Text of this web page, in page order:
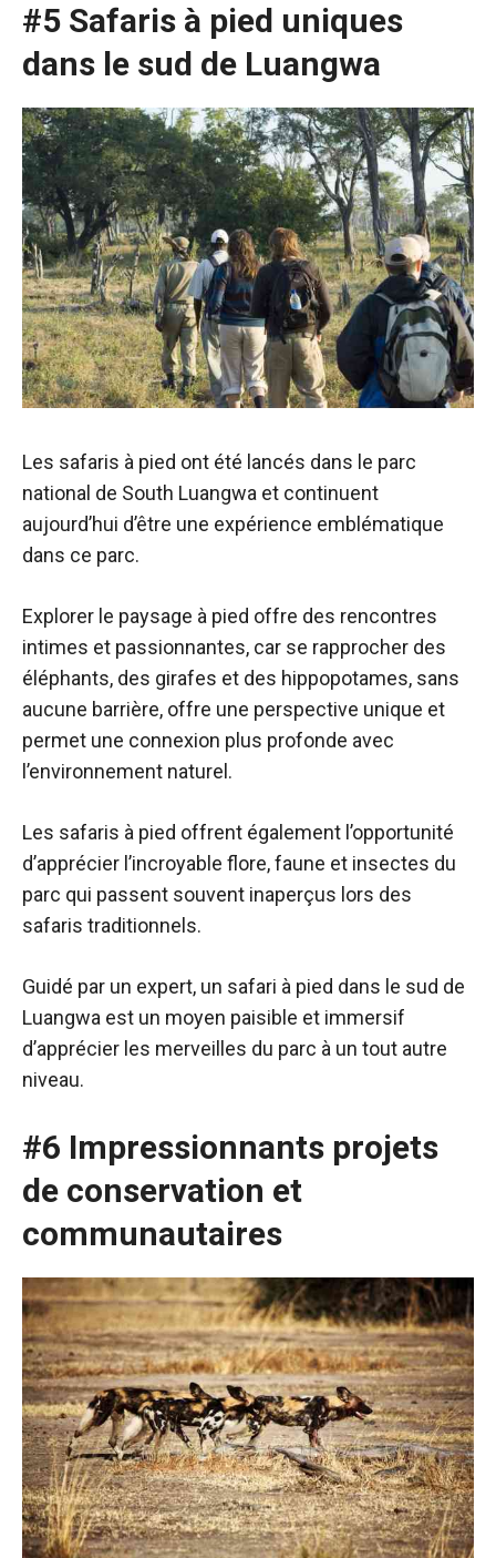
#5 Safaris à pied uniques
dans le sud de Luangwa
Les safaris à pied ont été lancés dans le parc
national de South Luangwa et continuent
aujourd’hui d’être une expérience emblématique
dans ce parc.
Explorer le paysage à pied offre des rencontres
intimes et passionnantes, car se rapprocher des
éléphants, des girafes et des hippopotames, sans
aucune barrière, offre une perspective unique et
permet une connexion plus profonde avec
l’environnement naturel.
Les safaris à pied offrent également l’opportunité
d’apprécier l’incroyable flore, faune et insectes du
parc qui passent souvent inaperçus lors des
safaris traditionnels.
Guidé par un expert, un safari à pied dans le sud de
Luangwa est un moyen paisible et immersif
d’apprécier les merveilles du parc à un tout autre
niveau.
#6 Impressionnants projets
de conservation et
communautaires